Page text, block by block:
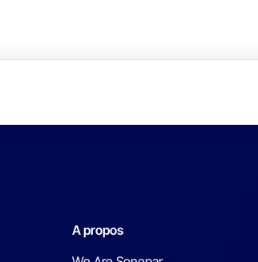
A propos